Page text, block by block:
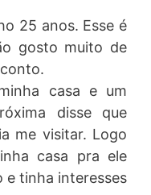
25 anos. Esse é
gosto muito de
casa e um
disse que
me visitar. Logo
casa pra ele
e tinha interesses